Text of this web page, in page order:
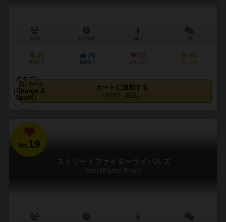
21
興味あり
76
経験あり
10
お気に入り
84
持ってる
カートに追加する
1,650円（税込）
No.19
ストリートファイターライバルズ
Street Fighter Rivals